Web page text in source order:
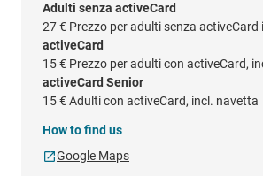
Adulti senza activeCard
27 € Prezzo per adulti senza activeCard
activeCard
15 € Prezzo per adulti con activeCard,
activeCard Senior
15 € Adulti con activeCard, incl. navetta
How to find us
Google Maps